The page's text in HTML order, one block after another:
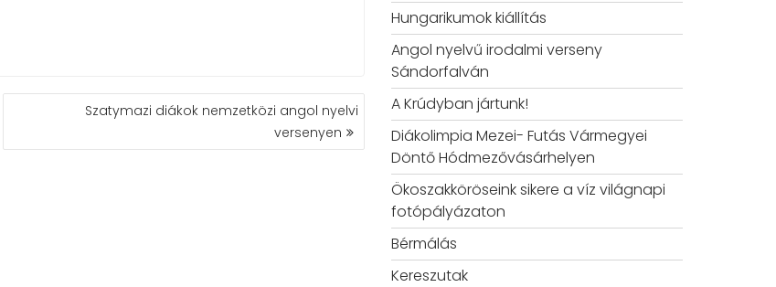
Szatymazi diákok nemzetközi angol nyelvi
versenyen
Hungarikumok kiállítás
Angol nyelvű irodalmi verseny
Sándorfalván
A Krúdyban jártunk!
Diákolimpia Mezei- Futás Vármegyei
Döntő Hódmezővásárhelyen
Ökoszakköröseink sikere a víz világnapi
fotópályázaton
Bérmálás
Kereszutak